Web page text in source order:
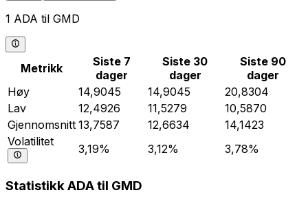
1 ADA til GMD
Metrikk
Siste 7
dager
Siste 30
dager
Siste 90
dager
Høy
14,9045 14,9045
20,8304
Lav
12,4926 11,5279
10,5870
Gjennomsnitt 13,7587 12,6634
14,1423
Volatilitet
3,19% 3,12% 3,78%
Statistikk ADA til GMD